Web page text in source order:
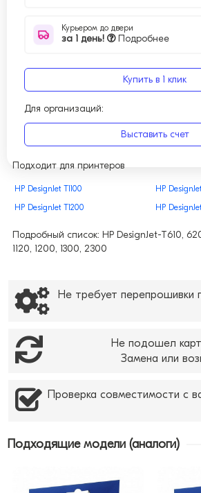
Курьером до двери
за 1 день! Подробнее
Купить в 1 клик
Для организаций:
Выставить счет
Подходит для принтеров
HP DesignJet T1100
HP
HP DesignJet T1200
HP
Подробный список: HP DesignJet-T610,
1120, 1200, 1300, 2300
Не требует перепрошивки
Не подошел
Замена или
Проверка совместимости с
Подходящие модели (аналоги)